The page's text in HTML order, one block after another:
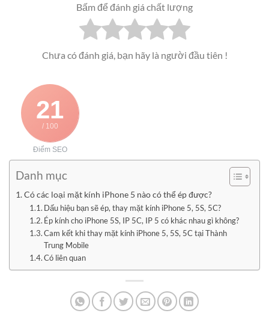
Bấm để đánh giá chất lượng
Chưa có đánh giá, bạn hãy là người đầu tiên !
21
/ 100
Điểm SEO
Danh mục
Có các loại mặt kính iPhone 5 nào có thể ép được?
Dấu hiệu bạn sẽ ép, thay mặt kính iPhone 5, 5S, 5C?
Ép kính cho iPhone 5S, IP 5C, IP 5 có khác nhau gì không?
Cam kết khi thay mặt kính iPhone 5, 5S, 5C tại Thành
Trung Mobile
Có liên quan